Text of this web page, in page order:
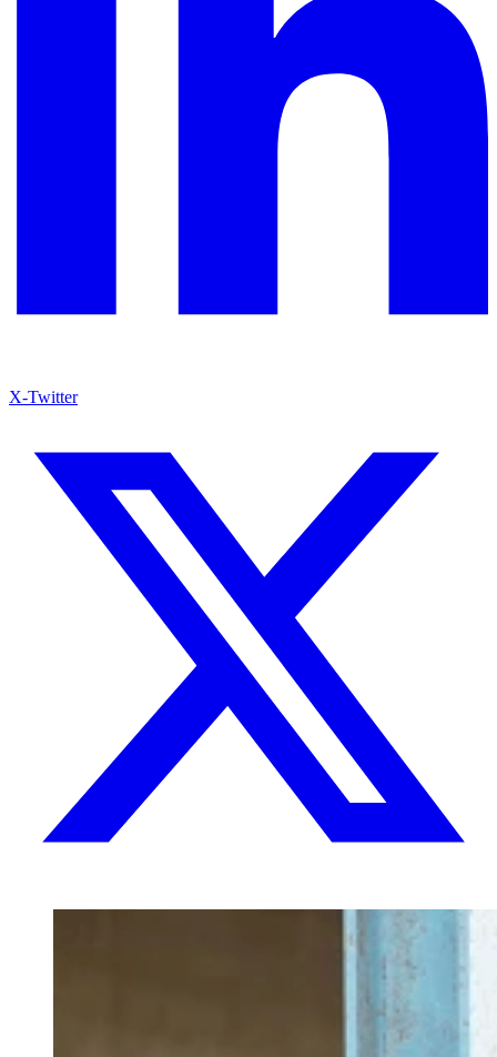
X-Twitter